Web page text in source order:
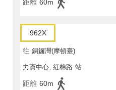
距離 60m
962X
往 銅鑼灣(摩頓臺)
力寶中心, 紅棉路 站
距離 60m